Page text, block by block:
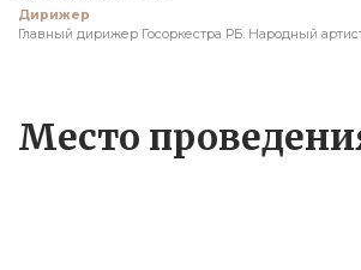
Дирижер
Главный дирижер Госоркестра РБ. Народный
Место